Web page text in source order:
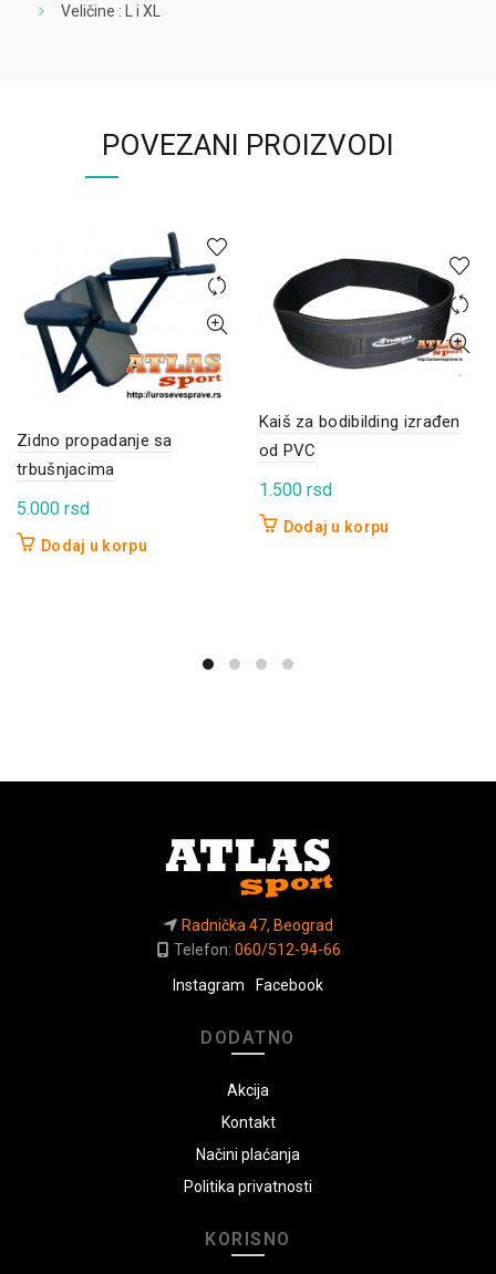
Veličine : L i XL
POVEZANI PROIZVODI
Zidno propadanje sa
trbušnjacima
5.000 rsd
Dodaj u korpu
Kaiš za bodibilding izrađen
od PVC
1.500 rsd
Dodaj u korpu
Radnička 47, Beograd
Telefon: 060/512-94-66
Instagram
Facebook
DODATNO
Akcija
Kontakt
Načini plaćanja
Politika privatnosti
KORISNO